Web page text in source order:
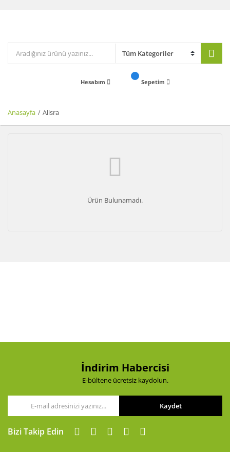
Hesabım Sepetim
Anasayfa Alisra
Ürün Bulunamadı.
İndirim Habercisi
E-bültene ücretsiz kaydolun.
Kaydet
Bizi Takip Edin